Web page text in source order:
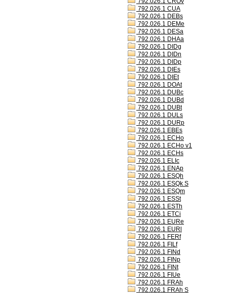
792.026.1 CUA
792.026.1 DEBs
792.026.1 DEMe
792.026.1 DESa
792.026.1 DHAa
792.026.1 DIDg
792.026.1 DIDn
792.026.1 DIDp
792.026.1 DIEs
792.026.1 DIEt
792.026.1 DOAt
792.026.1 DUBc
792.026.1 DUBd
792.026.1 DUBt
792.026.1 DULs
792.026.1 DURp
792.026.1 EBEs
792.026.1 ECHo
792.026.1 ECHo v1
792.026.1 ECHs
792.026.1 ELIc
792.026.1 ENAp
792.026.1 ESQh
792.026.1 ESQk S
792.026.1 ESQm
792.026.1 ESSt
792.026.1 ESTh
792.026.1 ETCi
792.026.1 EURe
792.026.1 EURl
792.026.1 FERf
792.026.1 FILf
792.026.1 FINd
792.026.1 FINp
792.026.1 FINt
792.026.1 FIUe
792.026.1 FRAh
792.026.1 FRAh S